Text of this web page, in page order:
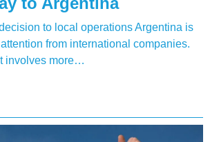
to local operations Argentina is
from international companies.
involves more…